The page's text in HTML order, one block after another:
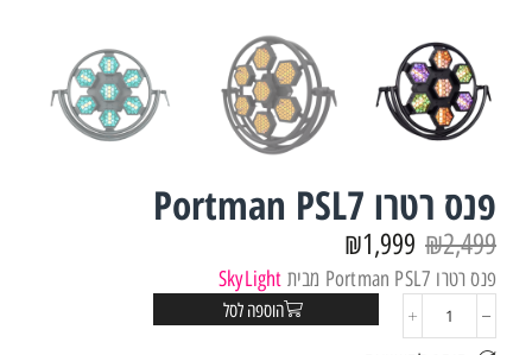
פנס רטרו Portman PSL7
₪2,499
₪1,999
פנס רטרו Portman PSL7 מבית SkyLight
הוספה לסל